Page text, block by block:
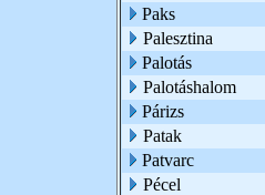
Paks
Palesztina
Palotás
Palotáshalom
Párizs
Patak
Patvarc
Pécel